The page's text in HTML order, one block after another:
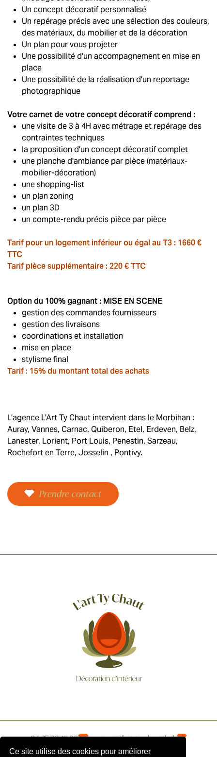
Ce site utilise des cookies pour améliorer
Un concept décoratif personnalisé
Un repérage précis avec une sélection des couleurs,
des matériaux, du mobilier et de la décoration
Un plan pour vous projeter
Une possibilité d'un accompagnement en mise en
place
Une possibilité de la réalisation d'un reportage
photographique
Votre carnet de votre concept décoratif comprend :
une visite de 3 à 4H avec métrage et repérage des
contraintes techniques
la proposition d'un concept décoratif complet
une planche d'ambiance par pièce (matériaux-
mobilier-décoration)
une shopping-list
un plan zoning
un plan 3D
un compte-rendu précis pièce par pièce
Tarif pour un logement inférieur ou égal au T3 : 1660 €
TTC
Tarif pièce supplémentaire : 220 € TTC
Option du 100% gagnant : MISE EN SCENE
gestion des commandes fournisseurs
gestion des livraisons
coordinations et installation
mise en place
stylisme final
Tarif : 15% du montant total des achats
L'agence L'Art Ty Chaut intervient dans le Morbihan :
Auray, Vannes, Carnac, Quiberon, Etel, Erdeven, Belz,
Lanester, Lorient, Port Louis, Penestin, Sarzeau,
Rochefort en Terre, Josselin , Pontivy.
Prendre contact
06 37 20 18 98
contact@lart-ty-chaut.bzh
1 bis, Kerleau - Pluneret